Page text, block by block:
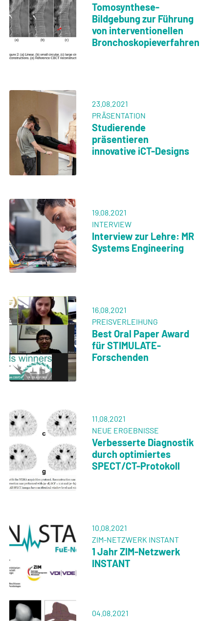
Tomosynthese-
Bildgebung zur Führung
von interventionellen
Bronchoskopieverfahren
23.08.2021
PRÄSENTATION
Studierende
präsentieren
innovative iCT-Designs
19.08.2021
INTERVIEW
Interview zur Lehre: MR
Systems Engineering
16.08.2021
PREISVERLEIHUNG
Best Oral Paper Award
für STIMULATE-
Forschenden
11.08.2021
NEUE ERGEBNISSE
Verbesserte Diagnostik
durch optimiertes
SPECT/CT-Protokoll
10.08.2021
ZIM-NETZWERK INSTANT
1 Jahr ZIM-Netzwerk
INSTANT
04.08.2021